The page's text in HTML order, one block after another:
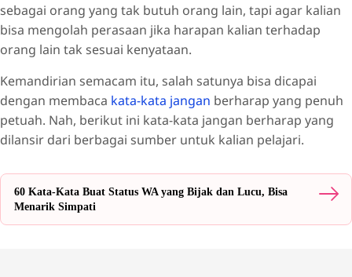
sebagai orang yang tak butuh orang lain, tapi agar kalian
bisa mengolah perasaan jika harapan kalian terhadap
orang lain tak sesuai kenyataan.
Kemandirian semacam itu, salah satunya bisa dicapai
dengan membaca kata-kata jangan berharap yang penuh
petuah. Nah, berikut ini kata-kata jangan berharap yang
dilansir dari berbagai sumber untuk kalian pelajari.
60 Kata-Kata Buat Status WA yang Bijak dan Lucu, Bisa
Menarik Simpati